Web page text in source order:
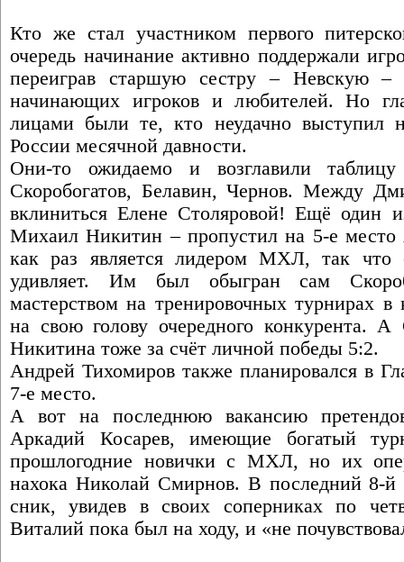
Кто же стал участником первого
очередь начинание активно поддержали
переиграв старшую сестру – Невскую –
начинающих игроков и любителей. Но
лицами были те, кто неудачно выступил
России месячной давности.
Они-то ожидаемо и возглавили
Скоробогатов, Белавин, Чернов. Между
вклиниться Елене Столяровой! Ещё один
Михаил Никитин – пропустил на 5-е место
как раз является лидером МХЛ, так что
удивляет. Им был обыгран сам
мастерством на тренировочных турнирах в
на свою голову очередного конкурента.
Никитина тоже за счёт личной победы 5:2.
Андрей Тихомиров также планировался в
7-е место.
А вот на последнюю вакансию
Аркадий Косарев, имеющие богатый
прошлогодние новички с МХЛ, но их
нахока Николай Смирнов. В последний 8-й
сник, увидев в своих соперниках по
Виталий пока был на ходу, и «не